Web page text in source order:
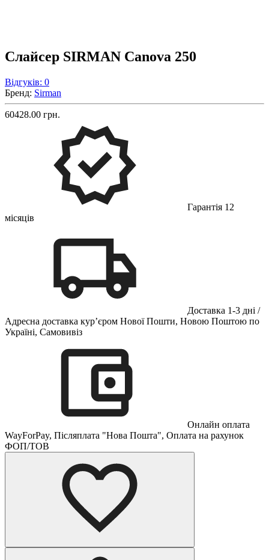
Слайсер SIRMAN Canova 250
Відгуків: 0
Бренд: Sirman
60428.00 грн.
Гарантія 12
місяців
Доставка 1-3 дні /
Адресна доставка кур’єром Нової Пошти, Новою Поштою по
Україні, Самовивіз
Онлайн оплата
WayForPay, Післяплата "Нова Пошта", Оплата на рахунок
ФОП/ТОВ